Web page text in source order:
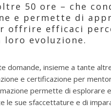
50 ore – che
e permette di
offrire efficaci
loro evoluzione.
domande, insieme a tante
e certificazione per
permette di esplorare
le sue sfaccettature e di